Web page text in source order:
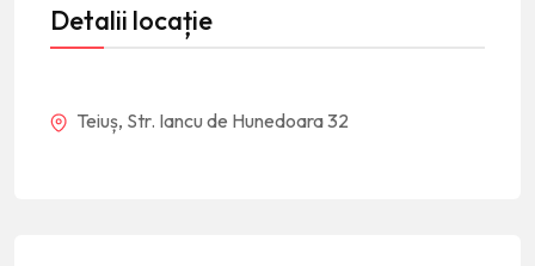
Detalii locație
Teiuș, Str. Iancu de Hunedoara 32